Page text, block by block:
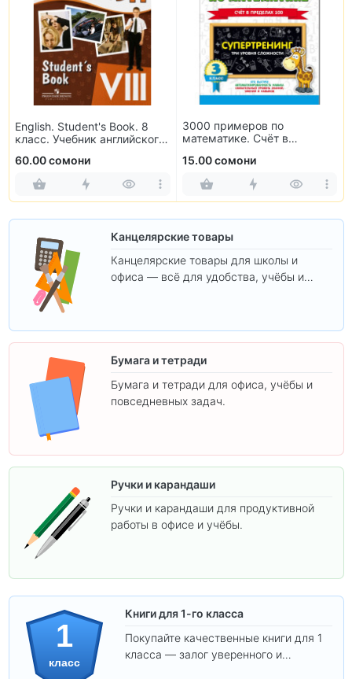
English. Student's Book. 8
класс. Учебник английского
60.00 сомони
3000 примеров по
математике. Счёт в
15.00 сомони
Канцелярские товары
Канцелярские товары для школы и
офиса — всё для удобства, учёбы и
Бумага и тетради
Бумага и тетради для офиса, учёбы и
повседневных задач.
Ручки и карандаши
Ручки и карандаши для продуктивной
работы в офисе и учёбы.
1
класс
Книги для 1-го класса
Покупайте качественные книги для 1
класса — залог уверенного и